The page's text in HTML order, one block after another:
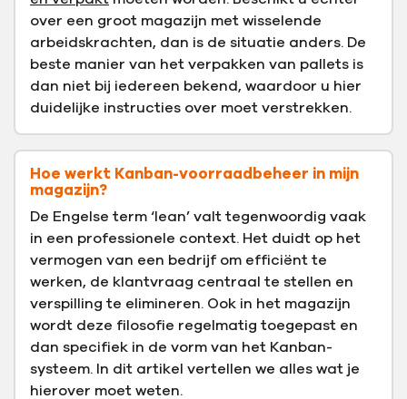
over een groot magazijn met wisselende
arbeidskrachten, dan is de situatie anders. De
beste manier van het verpakken van pallets is
dan niet bij iedereen bekend, waardoor u hier
duidelijke instructies over moet verstrekken.
Hoe werkt Kanban-voorraadbeheer in mijn
magazijn?
De Engelse term ‘lean’ valt tegenwoordig vaak
in een professionele context. Het duidt op het
vermogen van een bedrijf om efficiënt te
werken, de klantvraag centraal te stellen en
verspilling te elimineren. Ook in het magazijn
wordt deze filosofie regelmatig toegepast en
dan specifiek in de vorm van het Kanban-
systeem. In dit artikel vertellen we alles wat je
hierover moet weten.